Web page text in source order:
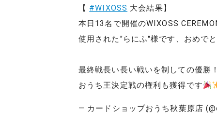
【 #WIXOSS 大会結果】
本日13名で開催のWIXOSS
使用された"らにふ"様です、おめで
最終戦長い長い戦いを制しての優勝
おうち王決定戦の権利も獲得です
— カードショップおうち秋葉原店